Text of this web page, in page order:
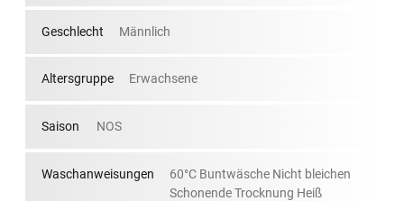
Geschlecht Männlich
Altersgruppe Erwachsene
Saison NOS
Waschanweisungen
60°C Buntwäsche Nicht bleichen
Schonende Trocknung Heiß